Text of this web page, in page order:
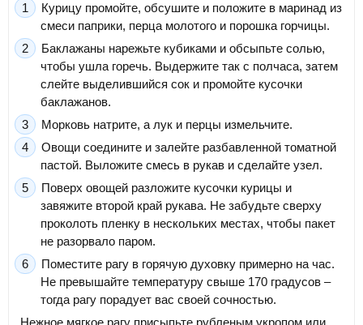
Курицу промойте, обсушите и положите в маринад из
смеси паприки, перца молотого и порошка горчицы.
Баклажаны нарежьте кубиками и обсыпьте солью,
чтобы ушла горечь. Выдержите так с полчаса, затем
слейте выделившийся сок и промойте кусочки
баклажанов.
Морковь натрите, а лук и перцы измельчите.
Овощи соедините и залейте разбавленной томатной
пастой. Выложите смесь в рукав и сделайте узел.
Поверх овощей разложите кусочки курицы и
завяжите второй край рукава. Не забудьте сверху
проколоть пленку в нескольких местах, чтобы пакет
не разорвало паром.
Поместите рагу в горячую духовку примерно на час.
Не превышайте температуру свыше 170 градусов –
тогда рагу порадует вас своей сочностью.